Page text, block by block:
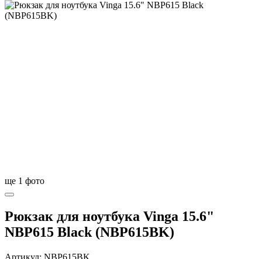
ще 1 фото
Рюкзак для ноутбука Vinga 15.6"
NBP615 Black (NBP615BK)
Артикул: NBP615BK